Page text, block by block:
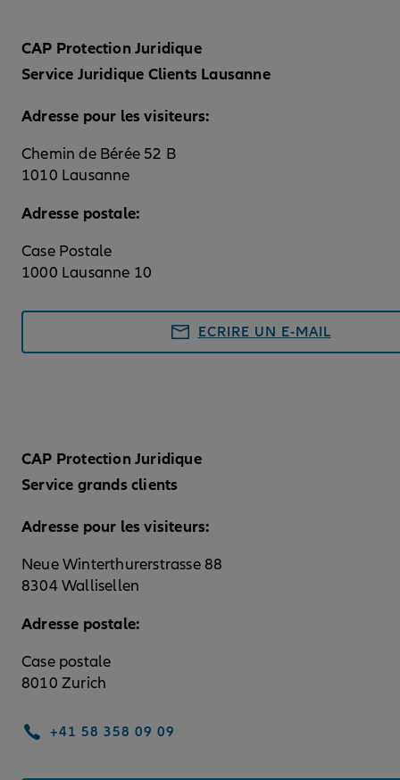
CAP Protection Juridique
Service Juridique Clients Lausanne
Adresse pour les visiteurs:
Chemin de Bérée 52 B
1010 Lausanne
Adresse postale:
Case Postale
1000 Lausanne 10
ECRIRE UN E-MAIL
CAP Protection Juridique
Service grands clients
Adresse pour les visiteurs:
Neue Winterthurerstrasse 88
8304 Wallisellen
Adresse postale:
Case postale
8010 Zurich
+41 58 358 09 09